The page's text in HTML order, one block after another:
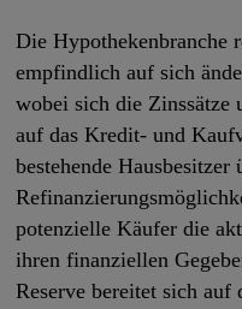
Die Hypothekenbranche
empfindlich auf sich
wobei sich die
auf das Kredit- und
bestehende Hausbesitzer
potenzielle Käufer die
ihren finanziellen
Reserve bereitet sich